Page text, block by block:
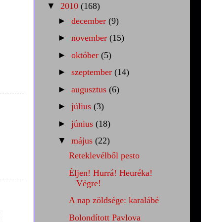
▼ 2010 (168)
► december (9)
► november (15)
► október (5)
► szeptember (14)
► augusztus (6)
► július (3)
► június (18)
▼ május (22)
Reteklevélből pesto
Éljen! Hurrá! Heuréka!
Végre!
A nap zöldsége: karalábé
Bolondított Pavlova